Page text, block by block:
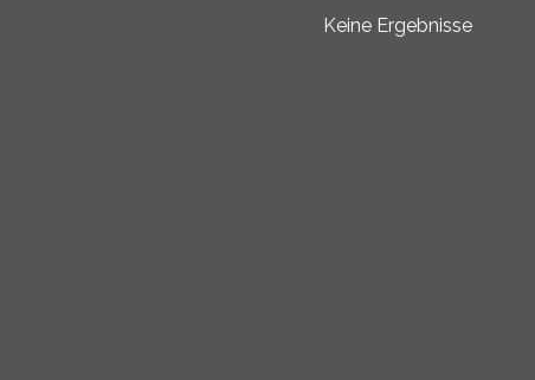
Keine Ergebnisse